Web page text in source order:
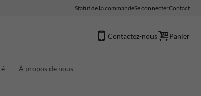
Statut de la commandeSe connecterContact
Contactez-nous Panier
À propos de nous